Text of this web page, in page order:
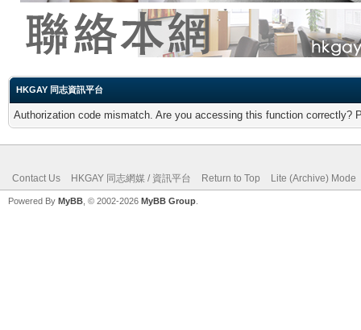
HKGAY 同志資訊平台
Authorization code mismatch. Are you accessing this function correctly?
Contact Us HKGAY 同志網媒 / 資訊平台 Return to Top Lite (Archive) Mode
Powered By MyBB , © 2002-2026 MyBB Group